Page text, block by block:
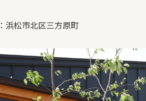
浜松市北区三方原町